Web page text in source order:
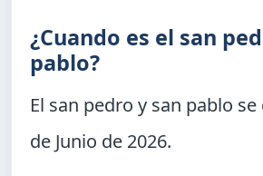
¿Cuando es el san
pablo?
El san pedro y san pablo se
de Junio de 2026.